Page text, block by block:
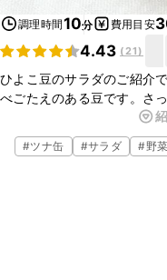
調理時間10分 費用目安
4.43 (21)
ひよこ豆のサラダのご紹介
べごたえのある豆です。さ
がよく合いますよ。朝ごは
めです。ぜひ試してみてく
#ツナ缶 #サラダ #野菜